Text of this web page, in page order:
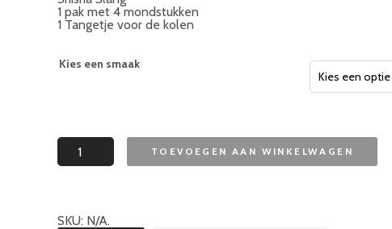
1 pak met 4 mondstukken
1 Tangetje voor de kolen
Kies een smaak
Oduman
Shisha
Kant-
aantal
TOEVOEGEN AAN WINKELWAGEN
SKU: N/A.